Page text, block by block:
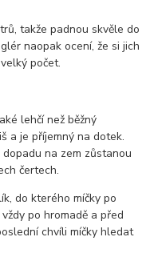
takže padnou skvěle do
naopak ocení, že si jich
počet.
lehčí než běžný
a je příjemný na dotek.
na zem zůstanou
čertech.
do kterého míčky po
po hromadě a před
chvíli míčky hledat